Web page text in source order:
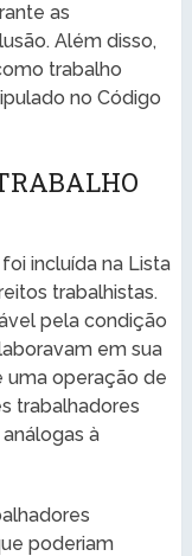
as
Além disso,
trabalho
no Código
incluída na Lista
trabalhistas.
pela condição
em sua
uma operação de
trabalhadores
à
poderiam